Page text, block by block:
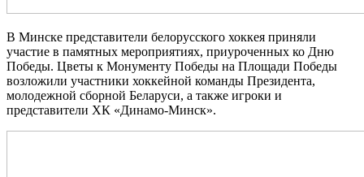
В Минске представители белорусского хоккея приняли
участие в памятных мероприятиях, приуроченных ко Дню
Победы. Цветы к Монументу Победы на Площади Победы
возложили участники хоккейной команды Президента,
молодежной сборной Беларуси, а также игроки и
представители ХК «Динамо‑Минск».